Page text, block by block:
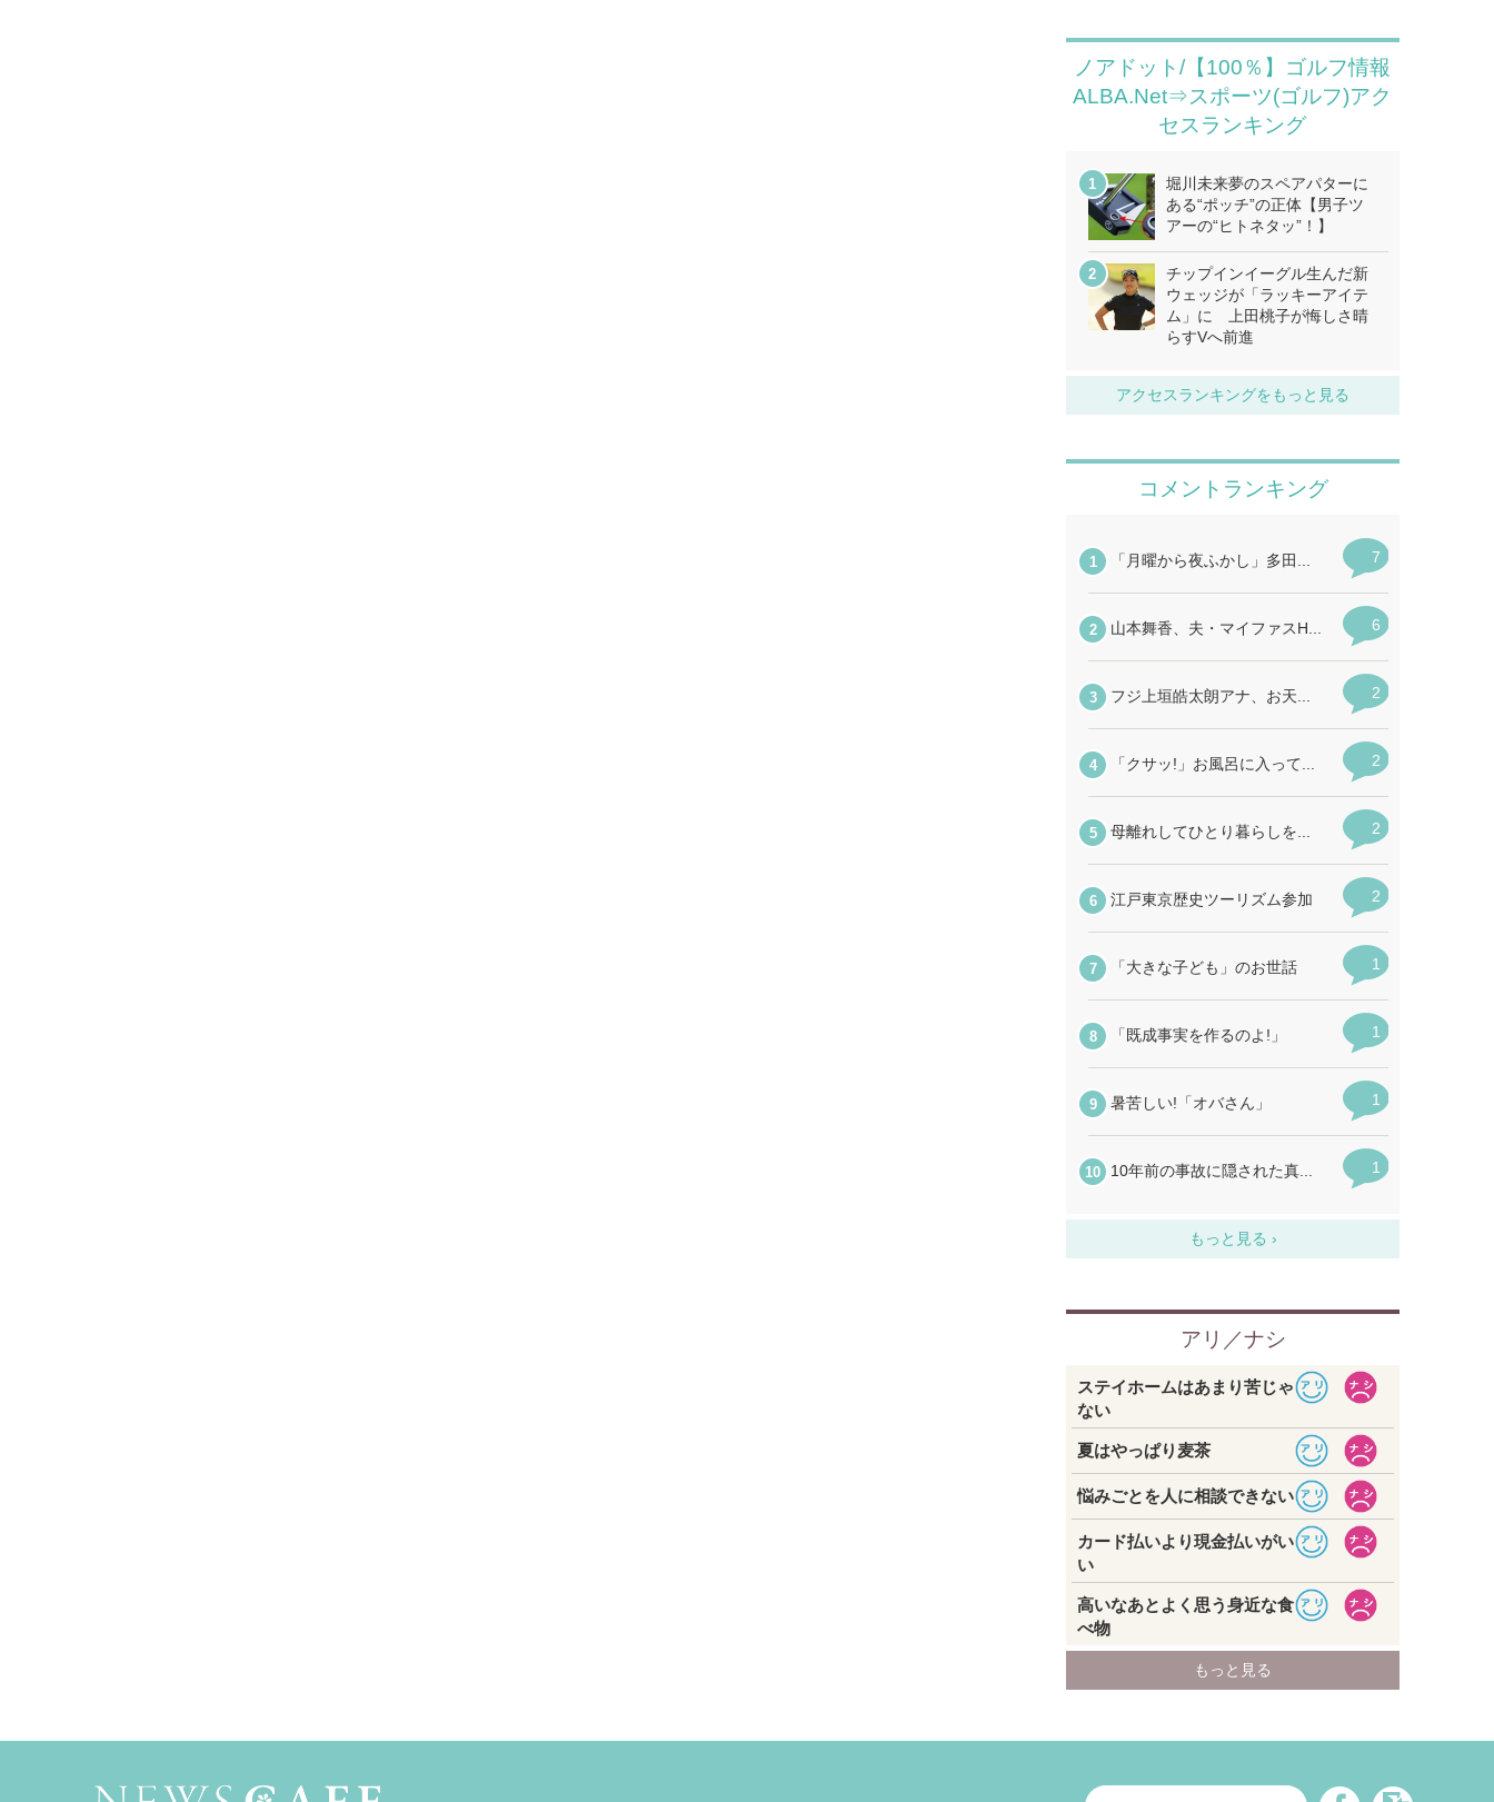
ノアドット/【100％】ゴルフ情報
ALBA.Net⇒スポーツ(ゴルフ)アク
セスランキング
堀川未来夢のスペアパターに
ある“ポッチ”の正体【男子ツ
アーの“ヒトネタッ”！】
チップインイーグル生んだ新
ウェッジが「ラッキーアイテ
ム」に 上田桃子が悔しさ晴
らすVへ前進
アクセスランキングをもっと見る